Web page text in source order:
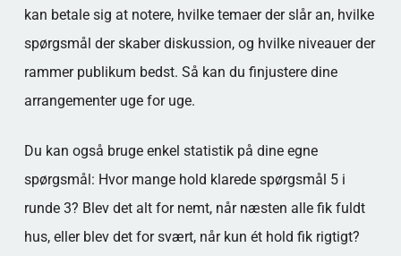
kan betale sig at notere, hvilke temaer der slår an, hvilke
spørgsmål der skaber diskussion, og hvilke niveauer der
rammer publikum bedst. Så kan du finjustere dine
arrangementer uge for uge.
Du kan også bruge enkel statistik på dine egne
spørgsmål: Hvor mange hold klarede spørgsmål 5 i
runde 3? Blev det alt for nemt, når næsten alle fik fuldt
hus, eller blev det for svært, når kun ét hold fik rigtigt?